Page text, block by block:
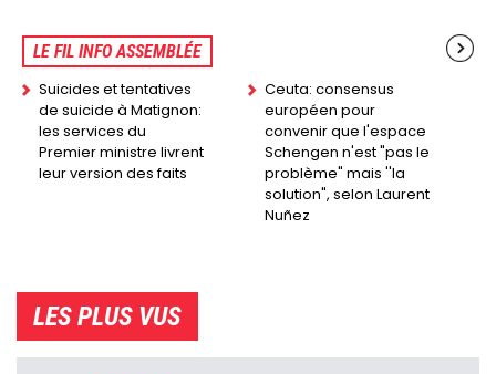
LE FIL INFO ASSEMBLÉE
Suicides et tentatives
de suicide à Matignon:
les services du
Premier ministre livrent
leur version des faits
Ceuta: consensus
européen pour
convenir que l'espace
Schengen n'est "pas le
problème" mais ''la
solution", selon Laurent
Nuñez
LES PLUS VUS